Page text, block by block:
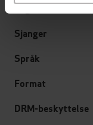
Sjanger
Språk
Format
DRM-beskyttelse